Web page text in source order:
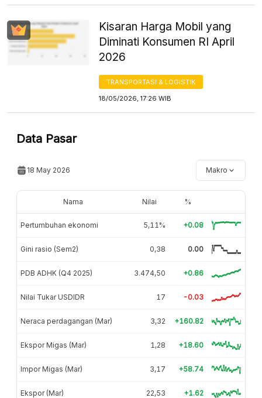
Kisaran Harga Mobil yang
Diminati Konsumen RI April
2026
TRANSPORTASI & LOGISTIK
18/05/2026, 17:26 WIB
Data Pasar
18 May 2026 Makro
Nama Nilai %
Pertumbuhan ekonomi 5,11% +0.08
Gini rasio (Sem2) 0,38 0.00
PDB ADHK (Q4 2025) 3.474,50 +0.86
Nilai Tukar USDIDR 17 -0.03
Neraca perdagangan (Mar) 3,32 +160.82
Ekspor Migas (Mar) 1,28 +18.60
Impor Migas (Mar) 3,17 +58.74
Ekspor (Mar) 22,53 +1.62